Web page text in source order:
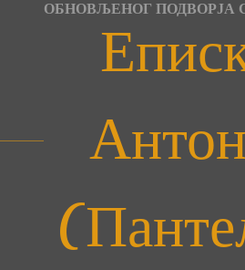
ОБНОВЉЕНОГ ПОДВОРЈА